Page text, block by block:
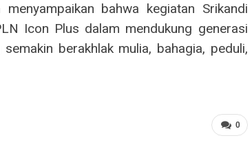
bahwa kegiatan Srikandi
Icon Plus dalam mendukung generasi
berakhlak mulia, bahagia, peduli,
0